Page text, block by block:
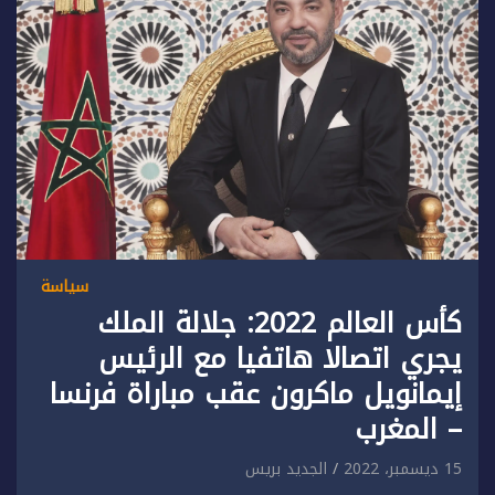
سياسة
كأس العالم 2022: جلالة الملك
يجري اتصالا هاتفيا مع الرئيس
إيمانويل ماكرون عقب مباراة فرنسا
– المغرب
15 ديسمبر، 2022 الجديد بريس